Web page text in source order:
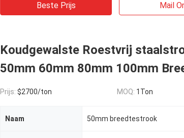
Beste Prijs Mail
Koudgewalste Roestvrij
50mm 60mm 80mm 100mm
Prijs: $2700/ton MOQ: 1Ton
Naam 50mm breedtestrook